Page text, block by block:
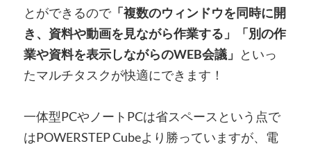
とができるので「複数のウィンドウを同時に開
き、資料や動画を見ながら作業する」「別の作
業や資料を表示しながらのWEB会議」 といっ
たマルチタスクが快適にできます！
一体型PCやノートPCは省スペースという点で
はPOWERSTEP Cubeより勝っていますが、電